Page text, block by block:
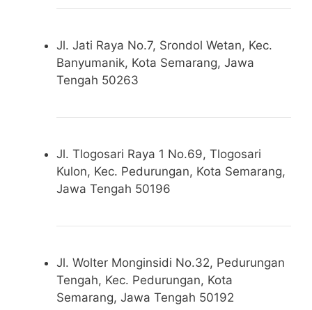
Jl. Jati Raya No.7, Srondol Wetan, Kec.
Banyumanik, Kota Semarang, Jawa
Tengah 50263
Jl. Tlogosari Raya 1 No.69, Tlogosari
Kulon, Kec. Pedurungan, Kota Semarang,
Jawa Tengah 50196
Jl. Wolter Monginsidi No.32, Pedurungan
Tengah, Kec. Pedurungan, Kota
Semarang, Jawa Tengah 50192